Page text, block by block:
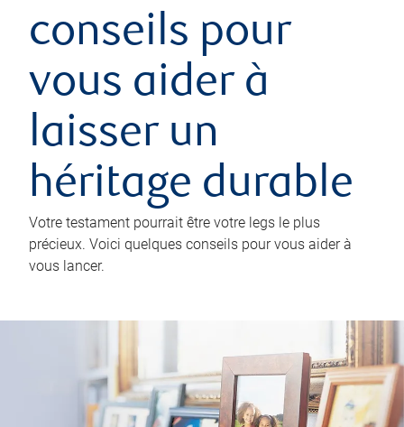
conseils pour
vous aider à
laisser un
héritage durable
Votre testament pourrait être votre legs le plus
précieux. Voici quelques conseils pour vous aider à
vous lancer.